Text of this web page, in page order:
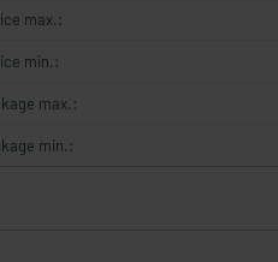
max.:
min.:
max.:
min.: